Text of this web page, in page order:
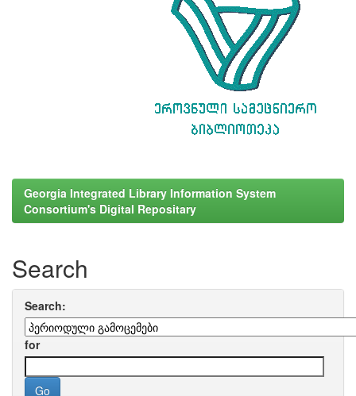
Georgia Integrated Library Information System
Consortium's Digital Repositary
Search
Search:
for